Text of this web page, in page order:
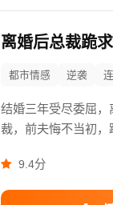
离婚后总裁跪
都市情感 逆袭
结婚三年受尽委屈
裁，前夫悔不当初，
9.4分